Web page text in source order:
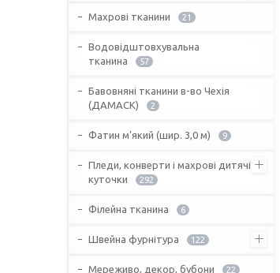
Махрові тканини 21
Водовідштовхувальна
тканина
57
Бавовняні тканини в-во Чехія
(ДАМАСК)
2
Фатин м'який (шир. 3,0 м) 9
Пледи, конверти і махрові дитячі
куточки
292
Філейна тканина 6
Швейна фурнітура 122
Мереживо, декор, бубони 22